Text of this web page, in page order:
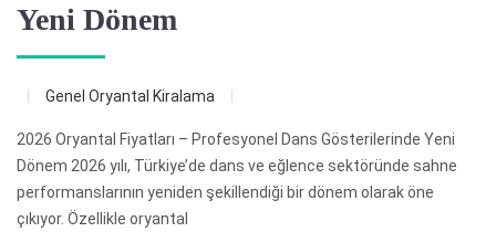
Yeni Dönem
Genel Oryantal Kiralama
2026 Oryantal Fiyatları – Profesyonel Dans Gösterilerinde Yeni
Dönem 2026 yılı, Türkiye’de dans ve eğlence sektöründe sahne
performanslarının yeniden şekillendiği bir dönem olarak öne
çıkıyor. Özellikle oryantal